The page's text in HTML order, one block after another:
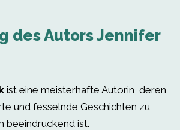
des Autors Jennifer
ist eine meisterhafte Autorin, deren
und fesselnde Geschichten zu
beeindruckend ist.